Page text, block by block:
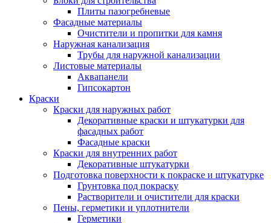
Плиты пазогребневые
Фасадные материалы
Очистители и пропитки для камня
Наружная канализация
Трубы для наружной канализации
Листовые материалы
Аквапанели
Гипсокартон
Краски
Краски для наружных работ
Декоративные краски и штукатурки для
фасадных работ
Фасадные краски
Краски для внутренних работ
Декоративные штукатурки
Подготовка поверхности к покраске и штукатурке
Грунтовка под покраску
Растворители и очистители для краски
Пены, герметики и уплотнители
Герметики